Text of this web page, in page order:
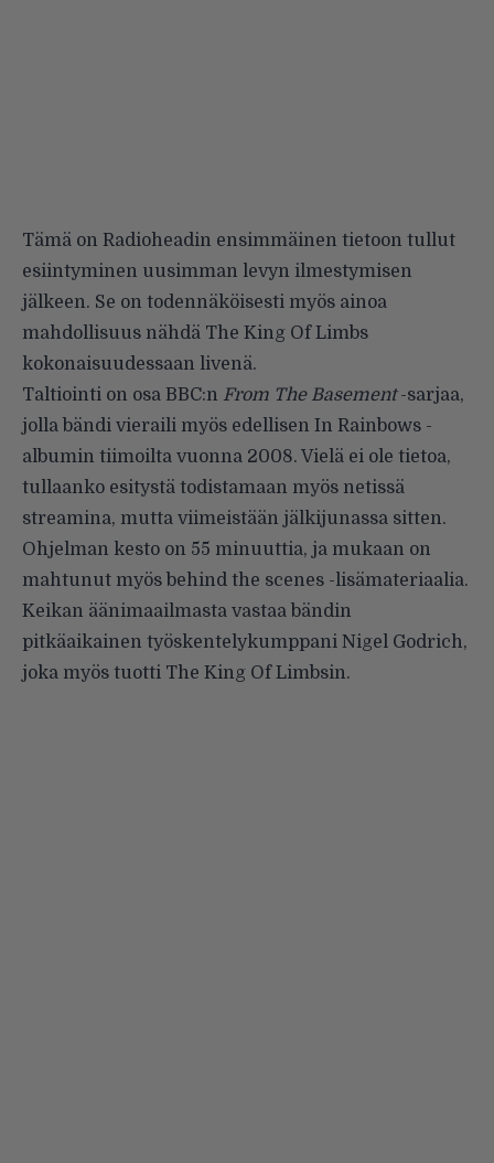
Tämä on Radioheadin ensimmäinen tietoon tullut
esiintyminen uusimman levyn ilmestymisen
jälkeen. Se on todennäköisesti myös ainoa
mahdollisuus nähdä The King Of Limbs
kokonaisuudessaan livenä.
Taltiointi on osa BBC:n From The Basement-sarjaa,
jolla bändi vieraili myös edellisen In Rainbows -
albumin tiimoilta vuonna 2008. Vielä ei ole tietoa,
tullaanko esitystä todistamaan myös netissä
streamina, mutta viimeistään jälkijunassa sitten.
Ohjelman kesto on 55 minuuttia, ja mukaan on
mahtunut myös behind the scenes -lisämateriaalia.
Keikan äänimaailmasta vastaa bändin
pitkäaikainen työskentelykumppani Nigel Godrich,
joka myös tuotti The King Of Limbsin.